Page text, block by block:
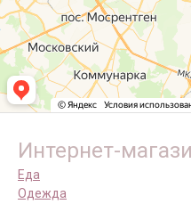
Интернет-
Еда
Одежда